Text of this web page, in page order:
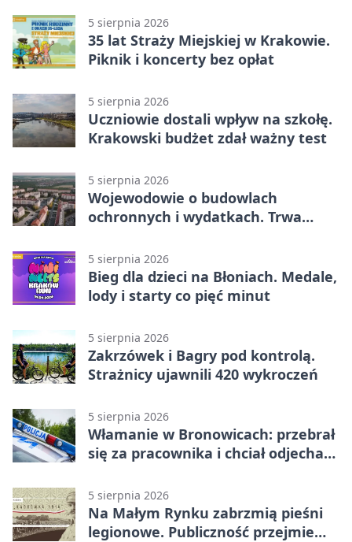
5 sierpnia 2026
35 lat Straży Miejskiej w Krakowie.
Piknik i koncerty bez opłat
5 sierpnia 2026
Uczniowie dostali wpływ na szkołę.
Krakowski budżet zdał ważny test
5 sierpnia 2026
Wojewodowie o budowlach
ochronnych i wydatkach. Trwa
5 sierpnia 2026
Bieg dla dzieci na Błoniach. Medale,
lody i starty co pięć minut
5 sierpnia 2026
Zakrzówek i Bagry pod kontrolą.
Strażnicy ujawnili 420 wykroczeń
5 sierpnia 2026
Włamanie w Bronowicach: przebrał
się za pracownika i chciał odjechać
5 sierpnia 2026
Na Małym Rynku zabrzmią pieśni
legionowe. Publiczność przejmie